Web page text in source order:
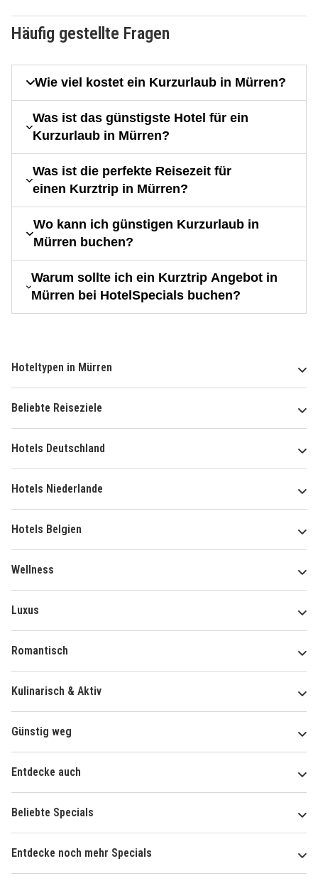
Häufig gestellte Fragen
Wie viel kostet ein Kurzurlaub in Mürren?
Was ist das günstigste Hotel für ein
Kurzurlaub in Mürren?
Was ist die perfekte Reisezeit für
einen Kurztrip in Mürren?
Wo kann ich günstigen Kurzurlaub in
Mürren buchen?
Warum sollte ich ein Kurztrip Angebot in
Mürren bei HotelSpecials buchen?
Hoteltypen in Mürren
Beliebte Reiseziele
Hotels Deutschland
Hotels Niederlande
Hotels Belgien
Wellness
Luxus
Romantisch
Kulinarisch & Aktiv
Günstig weg
Entdecke auch
Beliebte Specials
Entdecke noch mehr Specials